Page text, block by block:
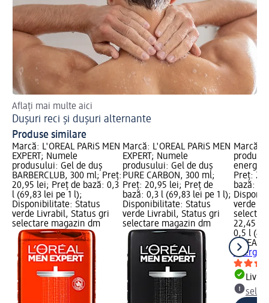
Aflați mai multe aici
Dușuri reci și dușuri alternante
Produse similare
Marcă: L'ORÉAL PARiS MEN
EXPERT; Numele
produsului: Gel de duș
BARBERCLUB, 300 ml; Preț:
20,95 lei; Preț de bază: 0,3
l (69,83 lei pe 1 l);
Disponibilitate: Status
verde Livrabil, Status gri
selectare magazin dm
Marcă: L'ORÉAL PARiS MEN
EXPERT; Numele
produsului: Gel de duș
PURE CARBON, 300 ml;
Preț: 20,95 lei; Preț de
bază: 0,3 l (69,83 lei pe 1 l);
Disponibilitate: Status
verde Livrabil, Status gri
selectare magazin dm
Marcă:
Preț:
bază:
verde
22,45 lei
0,5 l
NIVEA